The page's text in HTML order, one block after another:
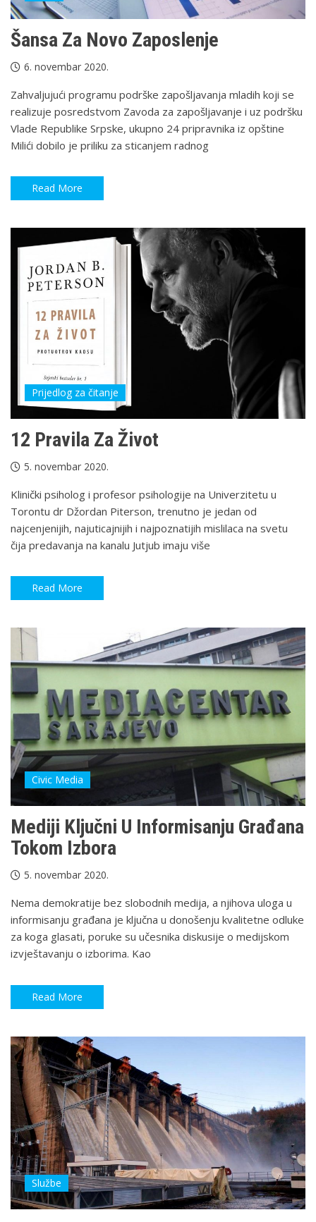
Šansa Za Novo Zaposlenje
6. novembar 2020.
Zahvaljujući programu podrške zapošljavanja mladih koji se
realizuje posredstvom Zavoda za zapošljavanje i uz podršku
Vlade Republike Srpske, ukupno 24 pripravnika iz opštine
Milići dobilo je priliku za sticanjem radnog
Read More
Prijedlog za čitanje
12 Pravila Za Život
5. novembar 2020.
Klinički psiholog i profesor psihologije na Univerzitetu u
Torontu dr Džordan Piterson, trenutno je jedan od
najcenjenijih, najuticajnijih i najpoznatijih mislilaca na svetu
čija predavanja na kanalu Jutjub imaju više
Read More
Civic Media
Mediji Ključni U Informisanju Građana
Tokom Izbora
5. novembar 2020.
Nema demokratije bez slobodnih medija, a njihova uloga u
informisanju građana je ključna u donošenju kvalitetne odluke
za koga glasati, poruke su učesnika diskusije o medijskom
izvještavanju o izborima. Kao
Read More
Službe